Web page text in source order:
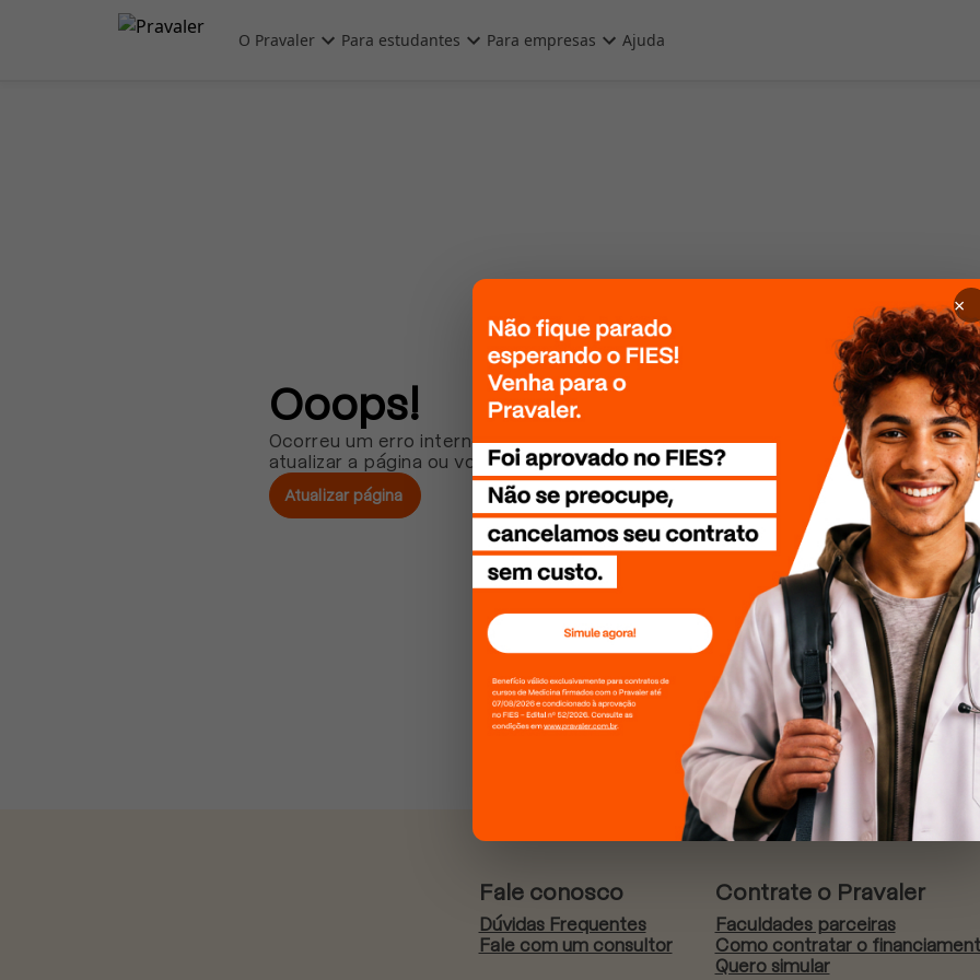
Pular para o conteúdo principal
O Pravaler Para estudantes Para empresas Ajuda
Ooops!
Ocorreu um erro interno. Por favor, tente
atualizar a página ou volte mais tarde!
Atualizar página
Fale conosco
Dúvidas Frequentes
Fale com um consultor
Contrate o Pravaler
Faculdades parceiras
Como contratar o
Quero simular
×